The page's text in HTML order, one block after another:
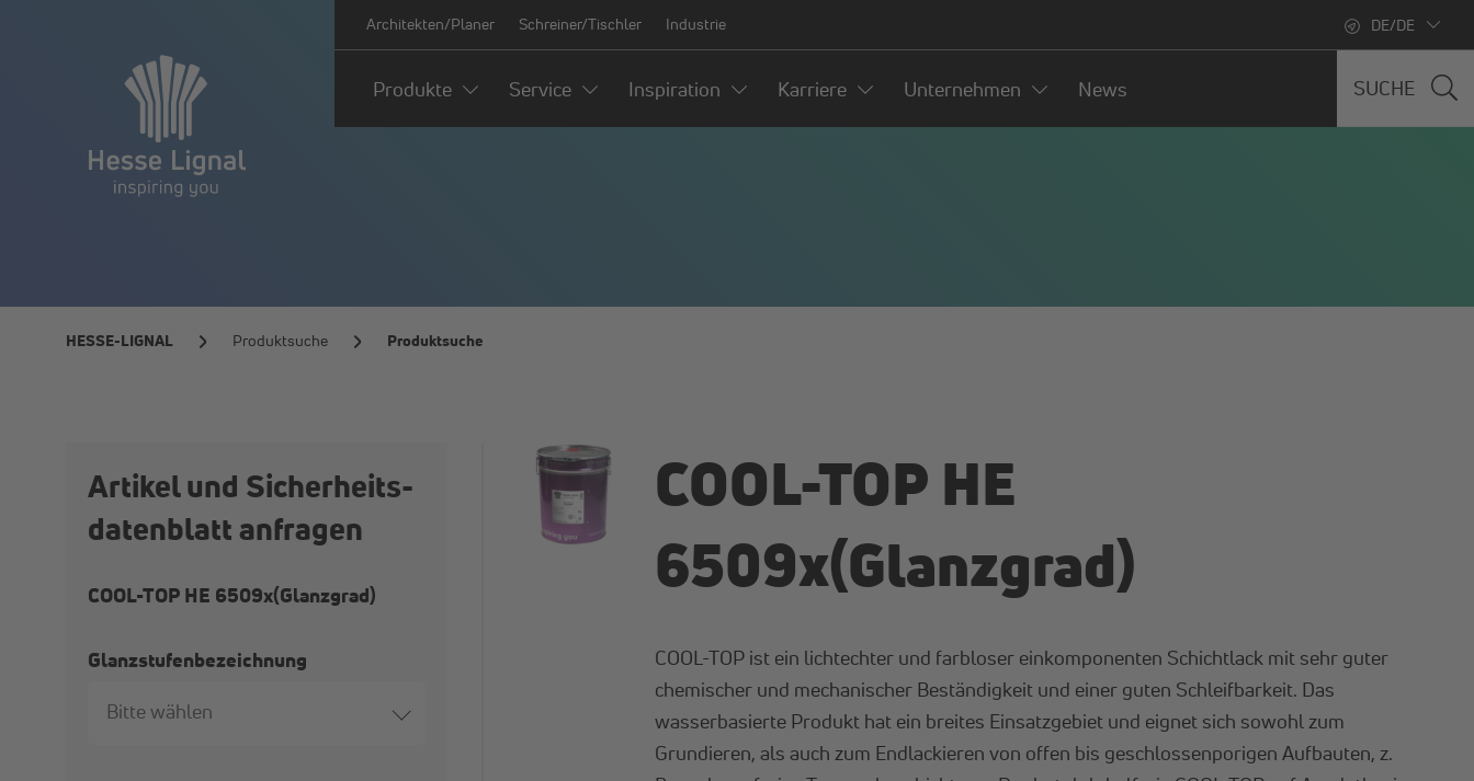
Architekten/Planer Schreiner/Tischler Industrie DE/DE
Produkte Service Inspiration Karriere Unternehmen News SUCHE
HESSE-LIGNAL Produktsuche Produktsuche
COOL-TOP HE
6509x(Glanzgrad)
COOL-TOP ist ein lichtechter und farbloser einkomponenten Schichtlack mit sehr guter
chemischer und mechanischer Beständigkeit und einer guten Schleifbarkeit. Das
wasserbasierte Produkt hat ein breites Einsatzgebiet und eignet sich sowohl zum
Grundieren, als auch zum Endlackieren von offen bis geschlossenporigen Aufbauten, z.
Artikel und Sicherheits­
datenblatt anfragen
COOL-TOP HE 6509x(Glanzgrad)
Glanzstufenbezeichnung
Bitte wählen